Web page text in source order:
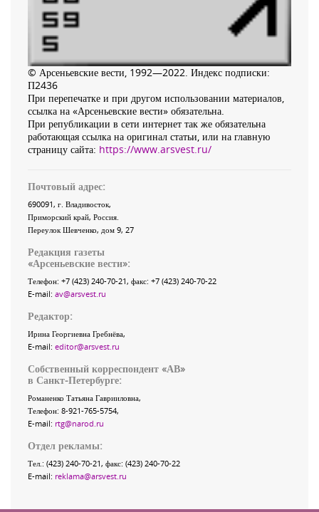
© Арсеньевские вести, 1992—2022. Индекс подписки:
П2436
При перепечатке и при другом использовании материалов,
ссылка на «Арсеньевские вести» обязательна.
При републикации в сети интернет так же обязательна
работающая ссылка на оригинал статьи, или на главную
страницу сайта: https://www.arsvest.ru/
Почтовый адрес:
690091, г. Владивосток,
Приморский край, Россия
Переулок Шевченко, дом 9, 27
Редакция газеты
«Арсеньевские вести»:
Телефон: +7 (423) 240-70-21, факс: +7 (423) 240-70-22
E-mail: av@arsvest.ru
Редактор:
Ирина Георгиевна Гребнёва,
E-mail: editor@arsvest.ru
Собственный корреспондент «АВ»
в Санкт-Петербурге:
Романенко Татьяна Гаврииловна,
Телефон: 8-921-765-5754,
E-mail: rtg@narod.ru
Отдел рекламы:
Тел.: (423) 240-70-21, факс: (423) 240-70-22
E-mail: reklama@arsvest.ru